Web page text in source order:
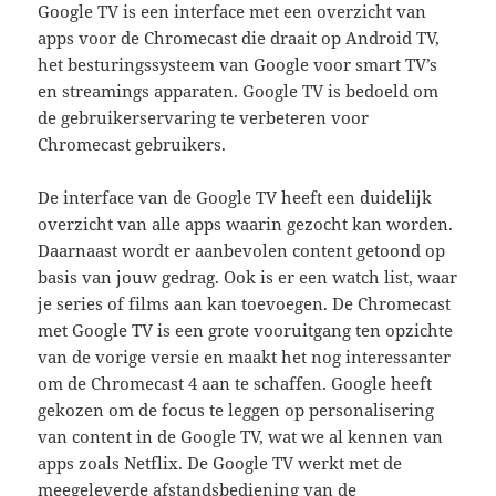
Google TV is een interface met een overzicht van
apps voor de Chromecast die draait op Android TV,
het besturingssysteem van Google voor smart TV’s
en streamings apparaten. Google TV is bedoeld om
de gebruikerservaring te verbeteren voor
Chromecast gebruikers.
De interface van de Google TV heeft een duidelijk
overzicht van alle apps waarin gezocht kan worden.
Daarnaast wordt er aanbevolen content getoond op
basis van jouw gedrag. Ook is er een watch list, waar
je series of films aan kan toevoegen. De Chromecast
met Google TV is een grote vooruitgang ten opzichte
van de vorige versie en maakt het nog interessanter
om de Chromecast 4 aan te schaffen. Google heeft
gekozen om de focus te leggen op personalisering
van content in de Google TV, wat we al kennen van
apps zoals Netflix. De Google TV werkt met de
meegeleverde afstandsbediening van de